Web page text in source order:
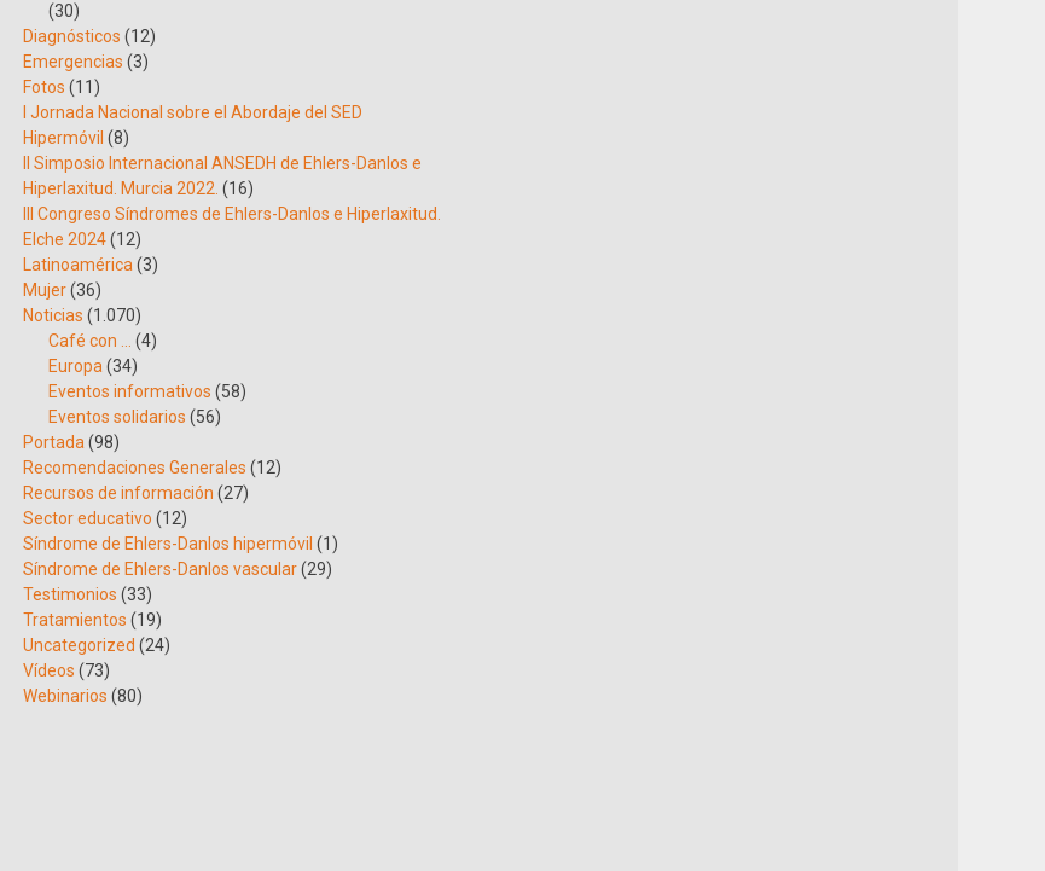
(30)
Diagnósticos (12)
Emergencias (3)
Fotos (11)
I Jornada Nacional sobre el Abordaje del SED
Hipermóvil (8)
II Simposio Internacional ANSEDH de Ehlers-Danlos e
Hiperlaxitud. Murcia 2022. (16)
III Congreso Síndromes de Ehlers-Danlos e Hiperlaxitud.
Elche 2024(12)
Latinoamérica (3)
Mujer(36)
Noticias (1.070)
Café con …
(4)
Europa (34)
Eventos informativos (58)
Eventos solidarios (56)
Portada (98)
Recomendaciones Generales (12)
Recursos de información (27)
Sector educativo (12)
Síndrome de Ehlers-Danlos hipermóvil (1)
Síndrome de Ehlers-Danlos vascular(29)
Testimonios (33)
Tratamientos (19)
Uncategorized (24)
Vídeos (73)
Webinarios (80)